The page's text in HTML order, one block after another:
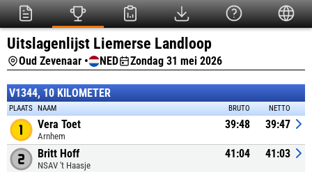
Uitslagenlijst Liemerse Landloop
Oud Zevenaar • NED Zondag 31 mei 2026
V1344, 10 KILOMETER
PLAATS NAAM BRUTO NETTO
Vera Toet
Arnhem
39:48 39:47
Britt Hoff
NSAV 't Haasje
41:04 41:03